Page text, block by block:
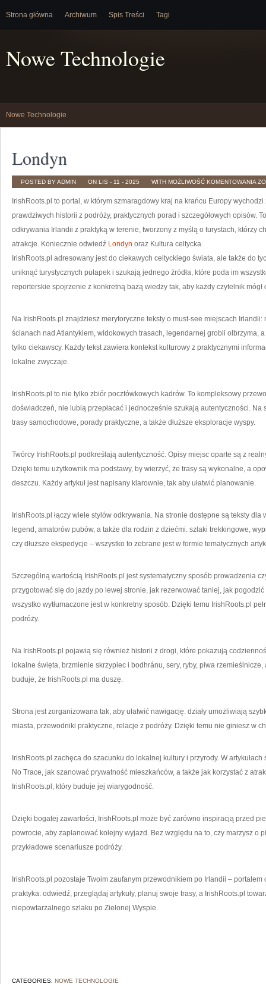
Strona główna Archiwum Spis Treści Tagi
Nowe Technologie
Nowe Technologie
Londyn
POSTED BY ADMIN ON LIS - 11 - 2025 WITH MOŻLIWOŚĆ KOMENTOWANIA
IrishRoots.pl to portal, w którym szmaragdowy kraj na krańcu Europy
prawdziwych historii z podróży, praktycznych porad i szczegółowych opisów.
odkrywania Irlandii z praktyką w terenie, tworzony z myślą o turystach, którzy
atrakcje. Koniecznie odwiedź Londyn oraz Kultura celtycka.
IrishRoots.pl adresowany jest do ciekawych celtyckiego świata, ale także do
uniknąć turystycznych pułapek i szukają jednego źródła, które poda im
reporterskie spojrzenie z konkretną bazą wiedzy tak, aby każdy czytelnik
Na IrishRoots.pl znajdziesz merytoryczne teksty o must-see miejscach
ścianach nad Atlantykiem, widokowych trasach, legendarnej grobli olbrzyma,
tylko ciekawscy. Każdy tekst zawiera kontekst kulturowy z praktycznymi
lokalne zwyczaje.
IrishRoots.pl to nie tylko zbiór pocztówkowych kadrów. To kompleksowy
doświadczeń, nie lubią przepłacać i jednocześnie szukają autentyczności.
trasy samochodowe, porady praktyczne, a także dłuższe eksploracje wyspy.
Twórcy IrishRoots.pl podkreślają autentyczność. Opisy miejsc oparte są z
Dzięki temu użytkownik ma podstawy, by wierzyć, że trasy są wykonalne, a
deszczu. Każdy artykuł jest napisany klarownie, tak aby ułatwić planowanie.
IrishRoots.pl łączy wiele stylów odkrywania. Na stronie dostępne są teksty
legend, amatorów pubów, a także dla rodzin z dziećmi. szlaki trekkingowe,
czy dłuższe ekspedycje – wszystko to zebrane jest w formie tematycznych
Szczególną wartością IrishRoots.pl jest systematyczny sposób prowadzenia
przygotować się do jazdy po lewej stronie, jak rezerwować taniej, jak
wszystko wytłumaczone jest w konkretny sposób. Dzięki temu IrishRoots.pl
podróży.
Na IrishRoots.pl pojawią się również historii z drogi, które pokazują
lokalne święta, brzmienie skrzypiec i bodhránu, sery, ryby, piwa
buduje, że IrishRoots.pl ma duszę.
Strona jest zorganizowana tak, aby ułatwić nawigację. działy umożliwiają
miasta, przewodniki praktyczne, relacje z podróży. Dzięki temu nie giniesz w
IrishRoots.pl zachęca do szacunku do lokalnej kultury i przyrody. W
No Trace, jak szanować prywatność mieszkańców, a także jak korzystać z
IrishRoots.pl, który buduje jej wiarygodność.
Dzięki bogatej zawartości, IrishRoots.pl może być zarówno inspiracją przed
powrocie, aby zaplanować kolejny wyjazd. Bez względu na to, czy marzysz o
przykładowe scenariusze podróży.
IrishRoots.pl pozostaje Twoim zaufanym przewodnikiem po Irlandii –
praktyka. odwiedź, przeglądaj artykuły, planuj swoje trasy, a IrishRoots.pl
niepowtarzalnego szlaku po Zielonej Wyspie.
CATEGORIES: NOWE TECHNOLOGIE